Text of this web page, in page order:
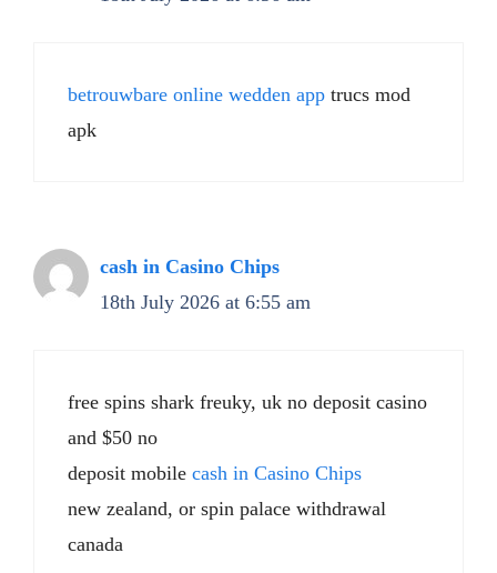
betrouwbare online wedden app trucs mod
apk
cash in Casino Chips
18th July 2026 at 6:55 am
free spins shark freuky, uk no deposit casino
and $50 no
deposit mobile cash in Casino Chips
new zealand, or spin palace withdrawal
canada